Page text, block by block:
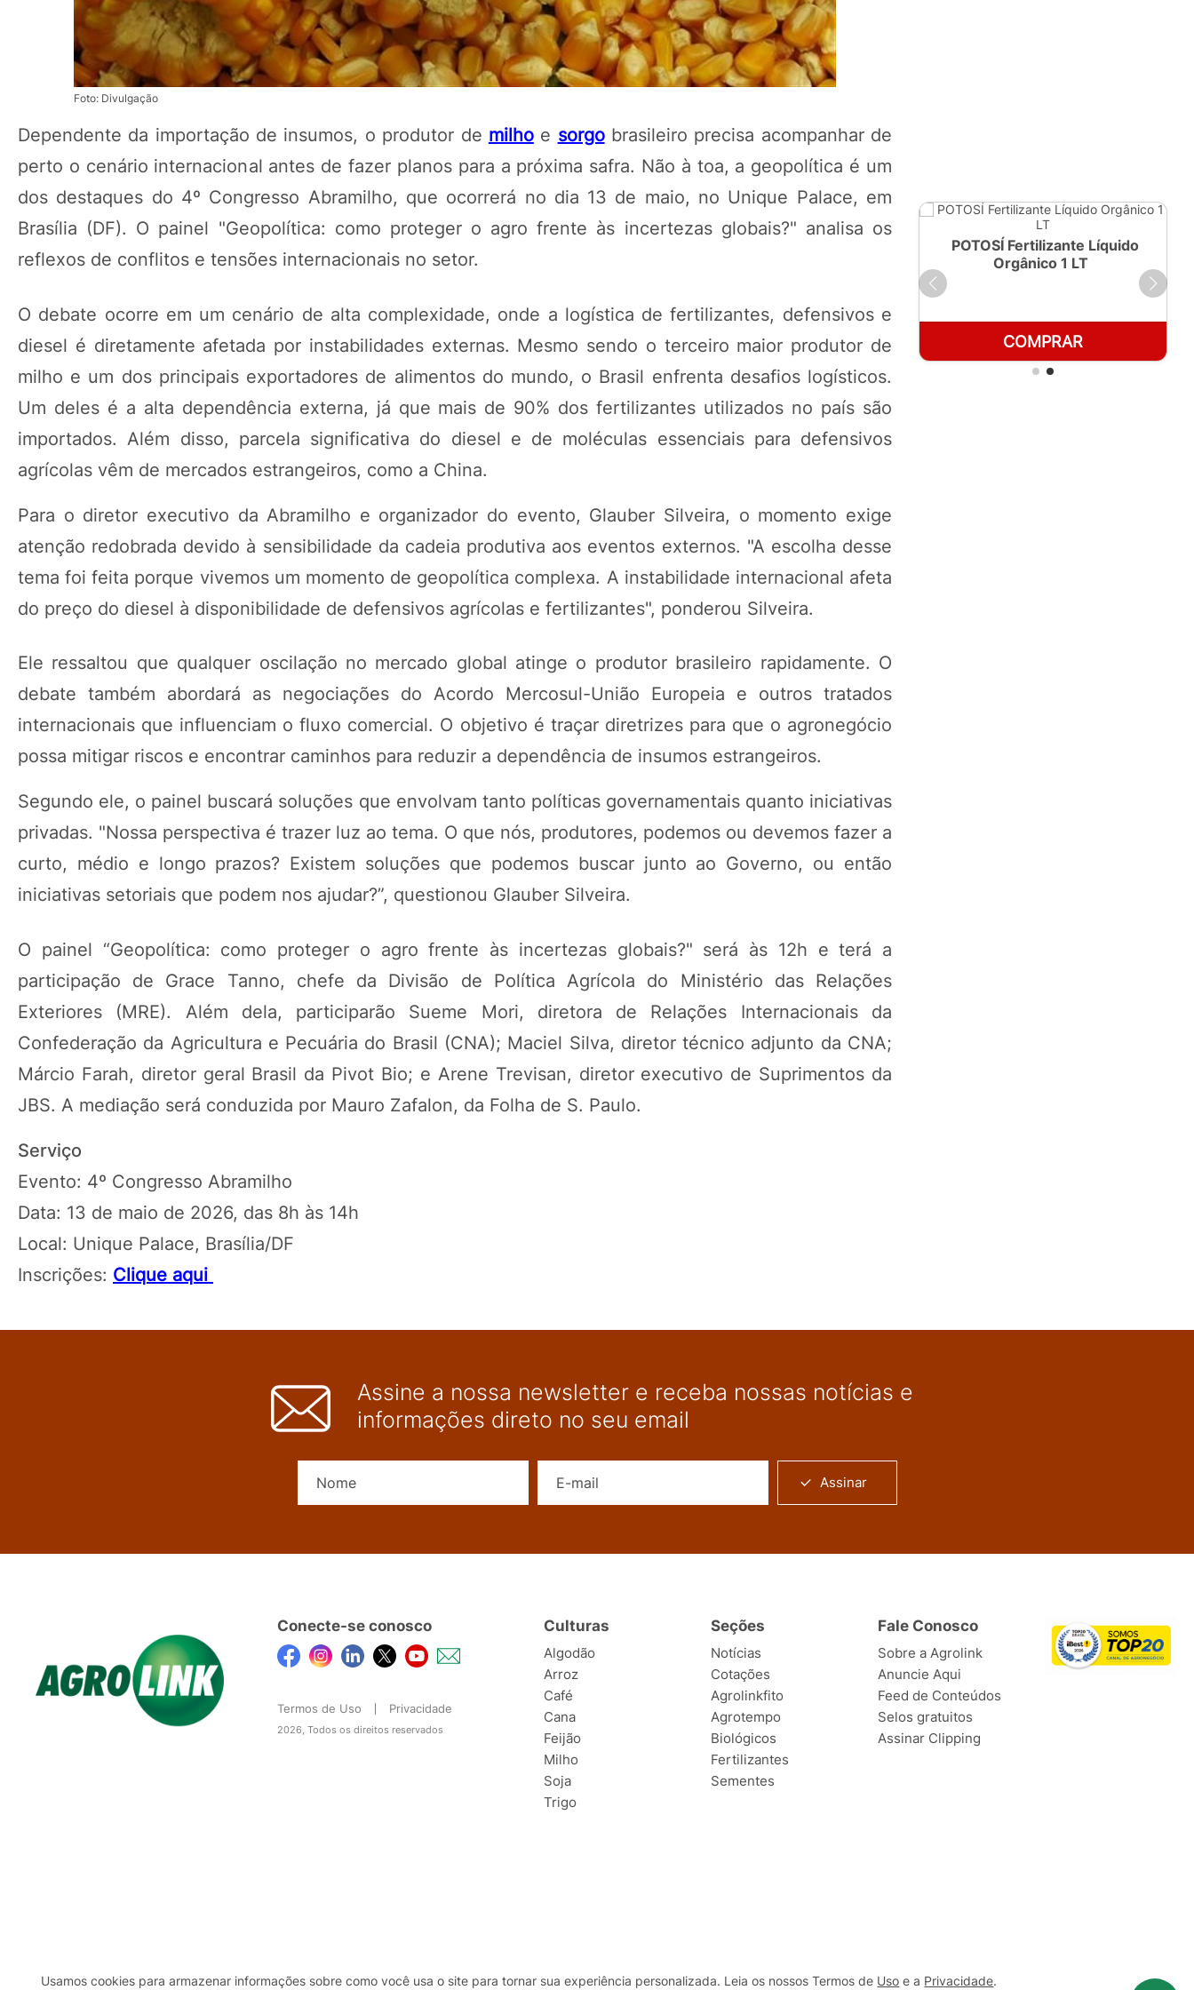
Foto: Divulgação
Dependente da importação de insumos, o produtor de milhoe sorgobrasileiro precisa acompanhar de
perto o cenário internacional antes de fazer planos para a próxima safra. Não à toa, a geopolítica é um
dos destaques do 4º Congresso Abramilho, que ocorrerá no dia 13 de maio, no Unique Palace, em
Brasília (DF). O painel "Geopolítica: como proteger o agro frente às incertezas globais?" analisa os
reflexos de conflitos e tensões internacionais no setor.
O debate ocorre em um cenário de alta complexidade, onde a logística de fertilizantes, defensivos e
diesel é diretamente afetada por instabilidades externas. Mesmo sendo o terceiro maior produtor de
milho e um dos principais exportadores de alimentos do mundo, o Brasil enfrenta desafios logísticos.
Um deles é a alta dependência externa, já que mais de 90% dos fertilizantes utilizados no país são
importados. Além disso, parcela significativa do diesel e de moléculas essenciais para defensivos
agrícolas vêm de mercados estrangeiros, como a China.
Para o diretor executivo da Abramilho e organizador do evento, Glauber Silveira, o momento exige
atenção redobrada devido à sensibilidade da cadeia produtiva aos eventos externos. "A escolha desse
tema foi feita porque vivemos um momento de geopolítica complexa. A instabilidade internacional afeta
do preço do diesel à disponibilidade de defensivos agrícolas e fertilizantes", ponderou Silveira.
Ele ressaltou que qualquer oscilação no mercado global atinge o produtor brasileiro rapidamente. O
debate também abordará as negociações do Acordo Mercosul-União Europeia e outros tratados
internacionais que influenciam o fluxo comercial. O objetivo é traçar diretrizes para que o agronegócio
possa mitigar riscos e encontrar caminhos para reduzir a dependência de insumos estrangeiros.
Segundo ele, o painel buscará soluções que envolvam tanto políticas governamentais quanto iniciativas
privadas. "Nossa perspectiva é trazer luz ao tema. O que nós, produtores, podemos ou devemos fazer a
curto, médio e longo prazos? Existem soluções que podemos buscar junto ao Governo, ou então
iniciativas setoriais que podem nos ajudar?”, questionou Glauber Silveira.
O painel “Geopolítica: como proteger o agro frente às incertezas globais?" será às 12h e terá a
participação de Grace Tanno, chefe da Divisão de Política Agrícola do Ministério das Relações
Exteriores (MRE). Além dela, participarão Sueme Mori, diretora de Relações Internacionais da
Confederação da Agricultura e Pecuária do Brasil (CNA); Maciel Silva, diretor técnico adjunto da CNA;
Márcio Farah, diretor geral Brasil da Pivot Bio; e Arene Trevisan, diretor executivo de Suprimentos da
JBS. A mediação será conduzida por Mauro Zafalon, da Folha de S. Paulo.
Serviço
Evento: 4º Congresso Abramilho
Data: 13 de maio de 2026, das 8h às 14h
Local: Unique Palace, Brasília/DF
Inscrições: Clique aqui
POTOSÍ Fertilizante Líquido
COMPRAR
POTOSÍ Fertilizante Líquido
Orgânico 1 LT
COMPRAR
Assine a nossa newsletter e receba nossas notícias e
informações direto no seu email
Assinar
Conecte-se conosco
Termos de Uso Privacidade
2026, Todos os direitos reservados
Culturas
Algodão
Arroz
Café
Cana
Feijão
Milho
Soja
Trigo
Seções
Notícias
Cotações
Agrolinkfito
Agrotempo
Biológicos
Fertilizantes
Sementes
Fale Conosco
Sobre a Agrolink
Anuncie Aqui
Feed de Conteúdos
Selos gratuitos
Assinar Clipping
Usamos cookies para armazenar informações sobre como você usa o site para tornar sua experiência personalizada. Leia os nossos Termos de Uso e a Privacidade.